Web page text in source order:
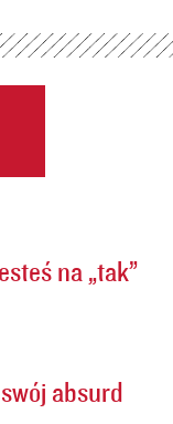
na „tak”
absurd